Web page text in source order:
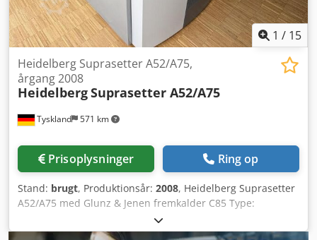
1 / 15
Tyskland 571 km
Heidelberg Suprasetter A52/A75,
årgang 2008
HeidelbergSuprasetter A52/A75
Prisoplysninger Ring op
Stand: brugt, Produktionsår: 2008, Heidelberg Suprasetter
A52/A75 med Glunz & Jenen fremkalder C85 Type:
PJ003.0000 Dcodpfezk H Igjx Ak Uok Laserhoved: 64 dioder
Format A52: maks. pladestørrelse 676 × 530 mm Format